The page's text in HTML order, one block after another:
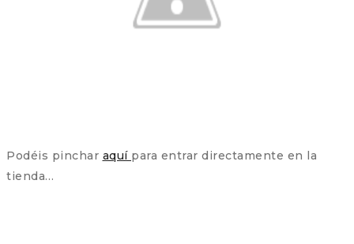
Podéis pinchar aquí para entrar directamente en la
tienda…